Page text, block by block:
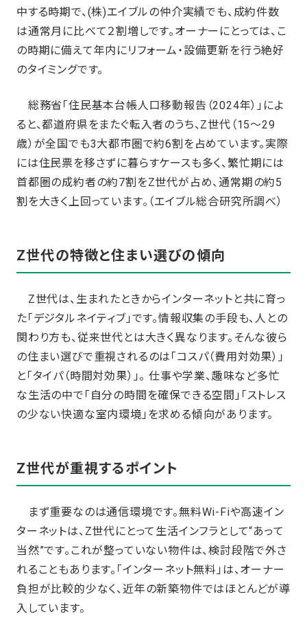
中する時期で、(株)エイブルの仲介実績でも、成約件数
は通常月に比べて２割増しです。オーナーにとっては、こ
の時期に備えて年内にリフォーム・設備更新を行う絶好
のタイミングです。
総務省「住民基本台帳人口移動報告（2024年）」によ
ると、都道府県をまたぐ転入者のうち、Z世代（15～29
歳）が全国でも3大都市圏で約6割を占めています。実際
には住民票を移さずに暮らすケースも多く、繁忙期には
首都圏の成約者の約7割をZ世代が占め、通常期の約5
割を大きく上回っています。（エイブル総合研究所調べ）
Z世代の特徴と住まい選びの傾向
Z世代は、生まれたときからインターネットと共に育っ
た「デジタルネイティブ」です。情報収集の手段も、人との
関わり方も、従来世代とは大きく異なります。そんな彼ら
の住まい選びで重視されるのは「コスパ（費用対効果）」
と「タイパ（時間対効果）」。 仕事や学業、趣味など多忙
な生活の中で「自分の時間を確保できる空間」「ストレス
の少ない快適な室内環境」を求める傾向があります。
Z世代が重視するポイント
まず重要なのは通信環境です。無料Wi-Fiや高速イン
ターネットは、Z世代にとって生活インフラとして“あって
当然”です。これが整っていない物件は、検討段階で外さ
れることもあります。「インターネット無料」は、オーナー
負担が比較的少なく、近年の新築物件ではほとんどが導
入しています。